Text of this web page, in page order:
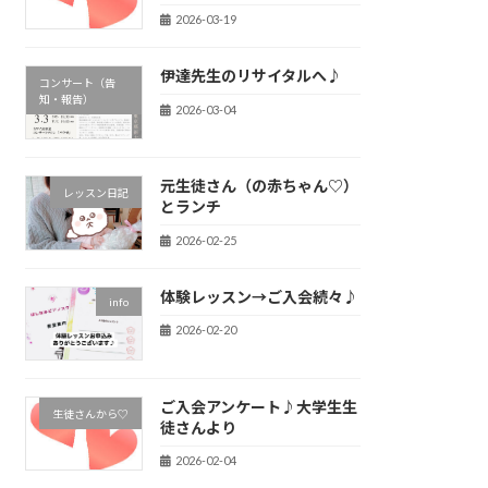
2026-03-19
コンサート（告
知・報告）
伊達先生のリサイタルへ♪
2026-03-04
レッスン日記
元生徒さん（の赤ちゃん♡）
とランチ
2026-02-25
info 体験レッスン→ご入会続々♪
2026-02-20
生徒さんから♡
ご入会アンケート♪大学生生
徒さんより
2026-02-04